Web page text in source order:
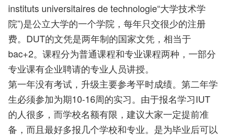
instituts universitaires de technologie“大学技术学
院”)是公立大学的一个学院，每年只交很少的注册
费。DUT的文凭是两年制的国家文凭，相当于
bac+2。课程分为普通课程和专业课程两种，一部分
专业课有企业聘请的专业人员讲授。
第一年没有考试，升级主要参考平时成绩。第二年学
生必须参加为期10-16周的实习。由于报名学习IUT
的人很多，而学校名额有限，建议大家一定提前准
备，而且最好多报几个学校和专业。是为毕业后可以